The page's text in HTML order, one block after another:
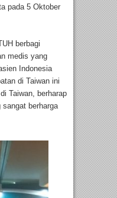
pada 5 Oktober
berbagi
medis yang
Indonesia
di Taiwan ini
Taiwan, berharap
berharga